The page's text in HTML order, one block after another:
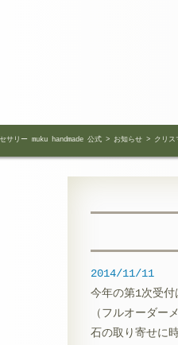
サリー muku handmade 公式 > お知らせ > クリス
2014/11/11
今年の第1次受付
（フルオーダー
石の取り寄せに